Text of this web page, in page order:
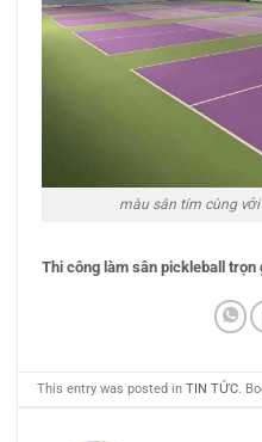
màu sân tím cùng
Thi công làm sân pickleball trọn
This entry was posted inTIN TỨC.